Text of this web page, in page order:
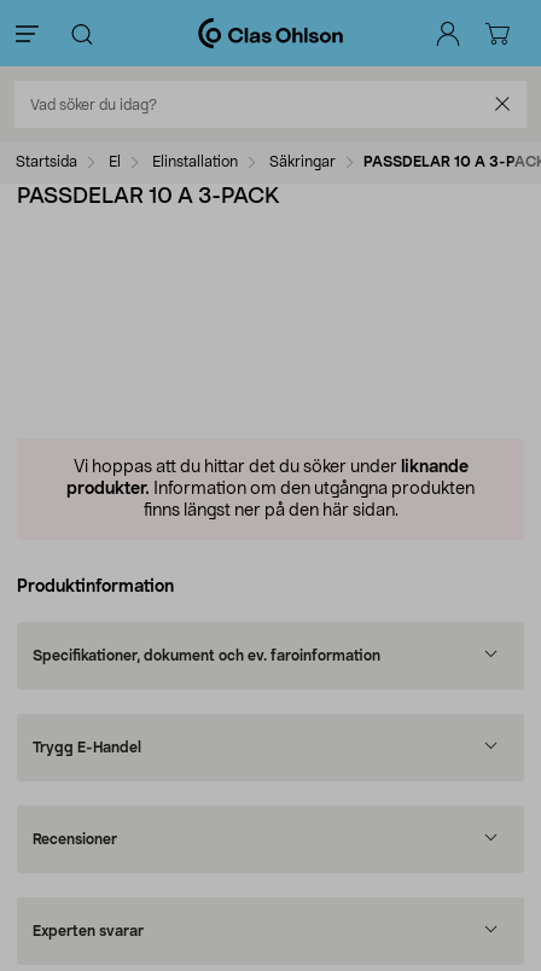
Startsida El Elinstallation Säkringar PASSDELAR 10 A 3-
PASSDELAR 10 A 3-PACK
Vi hoppas att du hittar det du söker under liknande
produkter. Information om den utgångna produkten
finns längst ner på den här sidan.
Produktinformation
Specifikationer, dokument och ev. faroinformation
Trygg E-Handel
Recensioner
Experten svarar